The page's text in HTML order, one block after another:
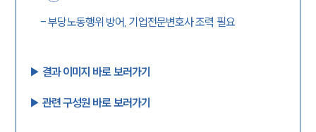
-부당노동행위 방어, 기업전문변호사 조력 필요
▶︎ 결과 이미지 바로 보러가기
▶︎ 관련 구성원 바로 보러가기